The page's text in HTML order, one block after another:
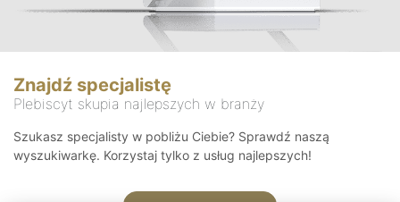
Znajdź specjalistę
Plebiscyt skupia najlepszych w branży
Szukasz specjalisty w pobliżu Ciebie? Sprawdź naszą
wyszukiwarkę. Korzystaj tylko z usług najlepszych!